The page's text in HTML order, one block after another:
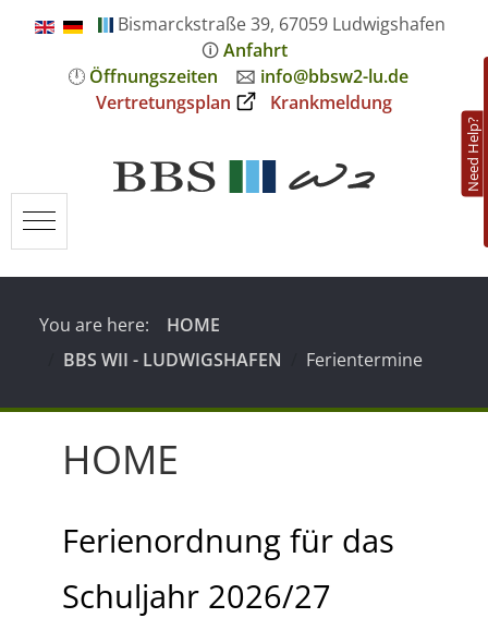
Bismarckstraße 39, 67059 Ludwigshafen
🛈Anfahrt
🕛 Öffnungszeiten 🖂 info@bbsw2-lu.de
Vertretungsplan
Krankmeldung
Need Help?
Mobile Menu Toggle
You are here:
HOME
BBS WII - LUDWIGSHAFEN
Ferientermine
HOME
Ferienordnung für das
Schuljahr 2026/27